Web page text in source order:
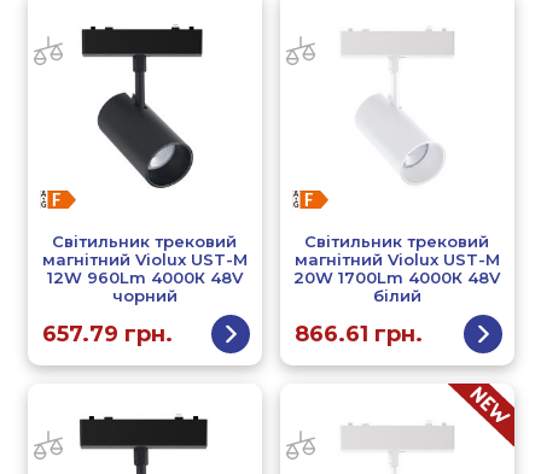
Світильник трековий
магнітний Violux UST-M
12W 960Lm 4000К 48V
чорний
657.79 грн.
Світильник трековий
магнітний Violux UST-M
20W 1700Lm 4000К 48V
білий
866.61 грн.